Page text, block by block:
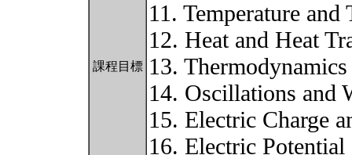
課程目標
11. Temperature
12. Heat and Heat
13. Thermodynamics
14. Oscillations and
15. Electric Charge
16. Electric